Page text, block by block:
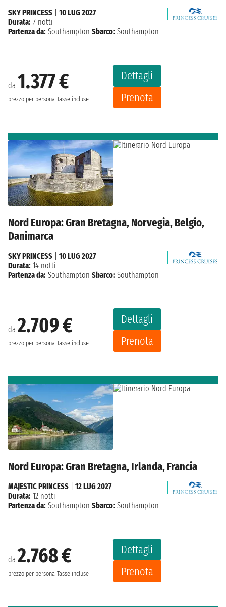
da 1.377 €
prezzo per persona Tasse incluse
Dettagli
Prenota
SKY PRINCESS
10 LUG 2027
Durata: 7 notti
Partenza da: Southampton Sbarco: Southampton
Nord Europa: Gran Bretagna, Norvegia, Belgio,
Danimarca
da 2.709 €
prezzo per persona Tasse incluse
Dettagli
Prenota
SKY PRINCESS
10 LUG 2027
Durata: 14 notti
Partenza da: Southampton Sbarco: Southampton
Nord Europa: Gran Bretagna, Irlanda, Francia
da 2.768 €
prezzo per persona Tasse incluse
Dettagli
Prenota
MAJESTIC PRINCESS
12 LUG 2027
Durata: 12 notti
Partenza da: Southampton Sbarco: Southampton